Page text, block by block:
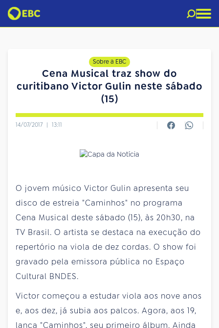
Sobre a EBC
Cena Musical traz show do
curitibano Victor Gulin neste sábado
(15)
14/07/2017 | 13:11
O jovem músico Victor Gulin apresenta seu
disco de estreia "Caminhos" no programa
Cena Musical deste sábado (15), às 20h30, na
TV Brasil. O artista se destaca na execução do
repertório na viola de dez cordas. O show foi
gravado pela emissora pública no Espaço
Cultural BNDES.
Victor começou a estudar viola aos nove anos
e, aos dez, já subia aos palcos. Agora, aos 19,
lança "Caminhos", seu primeiro álbum. Ainda